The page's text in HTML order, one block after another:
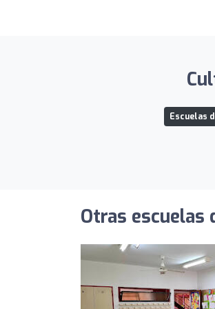
Escuelas
Otras escuelas